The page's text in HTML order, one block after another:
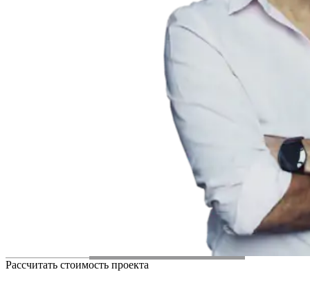
Рассчитать стоимость проекта